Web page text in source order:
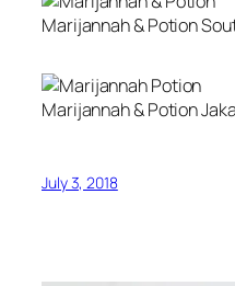
Marijannah & Potion
Marijannah & Potion
July 3, 2018